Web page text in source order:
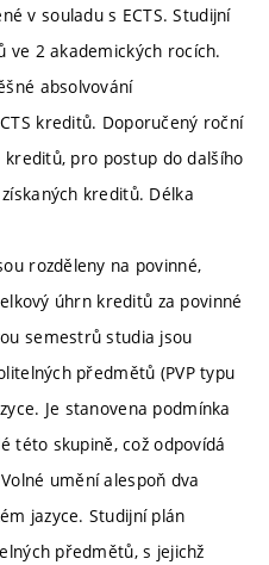
v souladu s ECTS. Studijní
ve 2 akademických rocích.
absolvování
kreditů. Doporučený roční
pro postup do dalšího
kreditů. Délka
rozděleny na povinné,
úhrn kreditů za povinné
semestrů studia jsou
předmětů (PVP typu
Je stanovena podmínka
této skupině, což odpovídá
umění alespoň dva
jazyce. Studijní plán
předmětů, s jejichž